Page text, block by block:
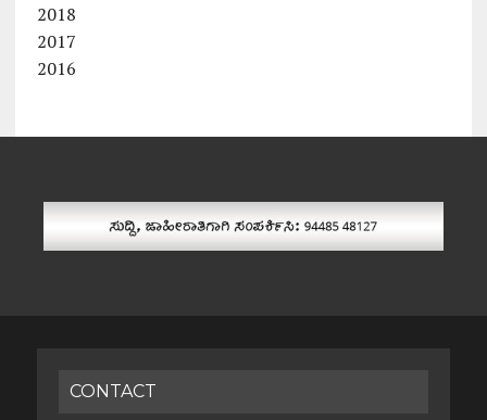
2018
2017
2016
CONTACT